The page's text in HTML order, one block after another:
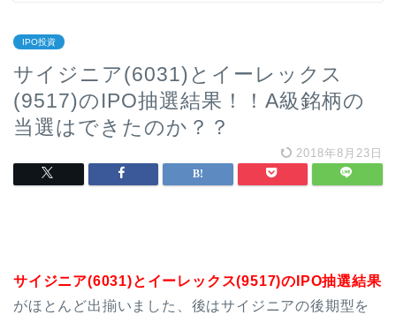
IPO投資
サイジニア(6031)とイーレックス
(9517)のIPO抽選結果！！A級銘柄の
当選はできたのか？？
2018年8月23日
サイジニア(6031)とイーレックス(9517)のIPO抽選結果
がほとんど出揃いました、後はサイジニアの後期型を